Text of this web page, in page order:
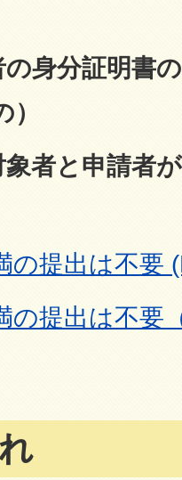
身分証明書
者と申請者
提出は不要
提出は不要